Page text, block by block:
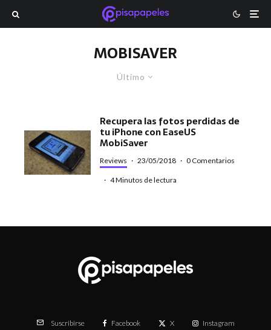
MOBISAVER
Último
Recupera las fotos perdidas de
tu iPhone con EaseUS
MobiSaver
Reviews · 23/05/2018 · 0 Comentarios
· 4 Minutos de lectura
Suscribirse Facebook X Instagram